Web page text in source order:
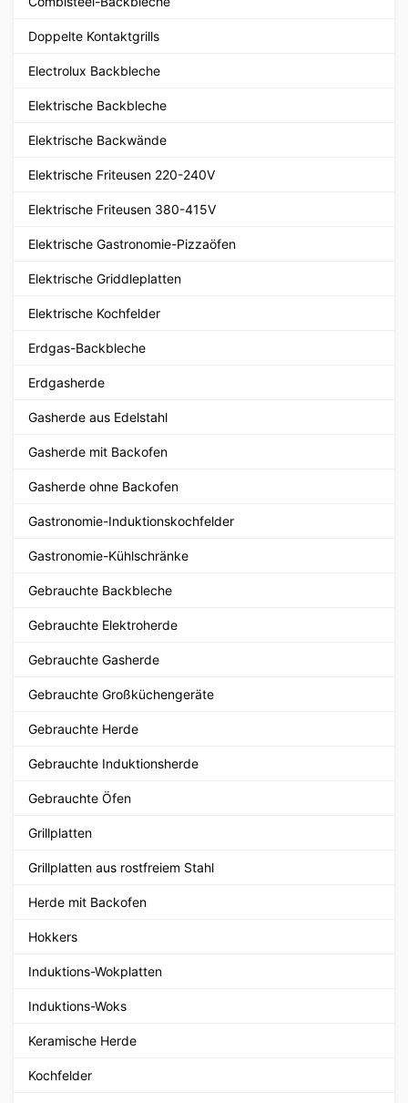
Doppelte Kontaktgrills
Electrolux Backbleche
Elektrische Backbleche
Elektrische Backwände
Elektrische Friteusen 220-240V
Elektrische Friteusen 380-415V
Elektrische Gastronomie-Pizzaöfen
Elektrische Griddleplatten
Elektrische Kochfelder
Erdgas-Backbleche
Erdgasherde
Gasherde aus Edelstahl
Gasherde mit Backofen
Gasherde ohne Backofen
Gastronomie-Induktionskochfelder
Gastronomie-Kühlschränke
Gebrauchte Backbleche
Gebrauchte Elektroherde
Gebrauchte Gasherde
Gebrauchte Großküchengeräte
Gebrauchte Herde
Gebrauchte Induktionsherde
Gebrauchte Öfen
Grillplatten
Grillplatten aus rostfreiem Stahl
Herde mit Backofen
Hokkers
Induktions-Wokplatten
Induktions-Woks
Keramische Herde
Kochfelder